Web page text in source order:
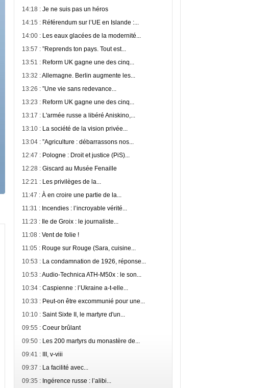
14:18 : Je ne suis pas un héros
14:15 : Référendum sur l’UE en Islande :...
14:00 : Les eaux glacées de la modernité...
13:57 : ”Reprends ton pays. Tout est...
13:51 : Reform UK gagne une des cinq...
13:32 :Allemagne. Berlin augmente les...
13:26 : ”Une vie sans redevance...
13:23 : Reform UK gagne une des cinq...
13:17 : L'armée russe a libéré Aniskino,...
13:10 : La société de la vision privée...
13:04 : ”Agriculture : débarrassons nos...
12:47 : Pologne : Droit et justice (PiS)...
12:28 : Giscard au Musée Fenaille
12:21 : Les privilèges de la...
11:47 : À en croire une partie de la...
11:31 : Incendies : l’incroyable vérité...
11:23 :
Ile de Groix : le journaliste...
11:08 : Vent de folie !
11:05 : Rouge sur Rouge (Sara, cuisine...
10:53 : La condamnation de 1926, réponse...
10:53 :Audio‑Technica ATH‑M50x : le son...
10:34 : Caspienne : l’Ukraine a-t-elle...
10:33 : Peut-on être excommunié pour une...
10:10 : Saint Sixte II, le martyre d'un...
09:55 : Coeur brûlant
09:50 : Les 200 martyrs du monastère de...
09:41 :
III, v-viii
09:37 : La facilité avec...
09:35 : Ingérence russe : l’alibi...